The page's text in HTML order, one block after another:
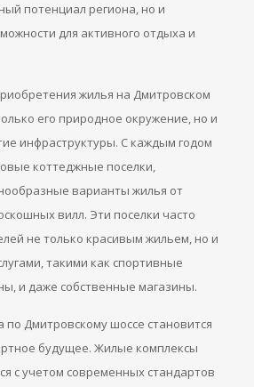
потенциал региона, но и
для активного отдыха и
жилья на Дмитровском
его природное окружение, но и
инфраструктуры. С каждым годом
коттеджные поселки,
варианты жилья от
вилл. Эти поселки часто
не только красивым жильем, но и
такими как спортивные
и даже собственные магазины.
Дмитровскому шоссе становится
будущее. Жилые комплексы
с учетом современных стандартов